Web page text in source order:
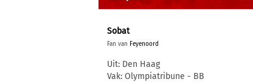
Sobat
Fan van Feyenoord
Uit: Den Haag
Vak: Olympiatribune - BB